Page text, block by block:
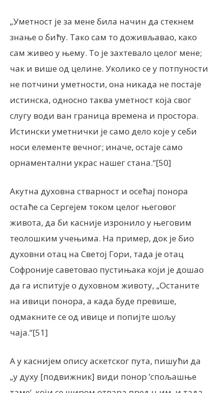
„Уметност је за мене била начин да стекнем
знање о бићу. Тако сам то доживљавао, како
сам живео у њему. То је захтевало целог мене;
чак и више од целине. Уколико се у потпуности
не потчини уметности, она никада не постаје
истинска, односно таква уметност која свог
слугу води ван граница времена и простора.
Истински уметнички је само дело које у себи
носи елементе вечног; иначе, остаје само
орнаментални украс нашег стана.“[50]
Акутна духовна стварност и осећај понора
остаће са Сергејем током целог његовог
живота, да би касније изронило у његовим
теолошким учењима. На пример, док је био
духовни отац на Светој Гори, тада је отац
Софроније саветовао пустињака који је дошао
да га испитује о духовном животу, „Останите
на ивици понора, а када буде превише,
одмакните се од ивице и попијте шољу
чаја.“[51]
А у каснијем опису аскетског пута, пишући да
„у духу [подвижник] види понор ’спољашње